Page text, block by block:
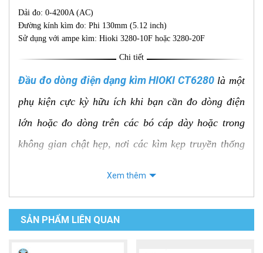
Dải đo: 0-4200A (AC)
Đường kính kìm đo: Phi 130mm (5.12 inch)
Sử dụng với ampe kìm: Hioki 3280-10F hoặc 3280-20F
Chi tiết
Đầu đo dòng điện dạng kìm HIOKI CT6280là một
phụ kiện cực kỳ hữu ích khi bạn cần đo dòng điện
lớn hoặc đo dòng trên các bó cáp dày hoặc trong
không gian chật hẹp, nơi các kìm kẹp truyền thống
Các đặc điểm chính và thông số nổi bật
Xem thêm
SẢN PHẨM LIÊN QUAN